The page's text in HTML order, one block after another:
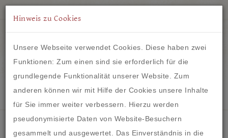
IM HERZEN VON FRANKFURT
Hinweis zu Cookies
Unsere Webseite verwendet Cookies. Diese haben zwei
Funktionen: Zum einen sind sie erforderlich für die
grundlegende Funktionalität unserer Website. Zum
anderen können wir mit Hilfe der Cookies unsere Inhalte
für Sie immer weiter verbessern. Hierzu werden
pseudonymisierte Daten von Website-Besuchern
gesammelt und ausgewertet. Das Einverständnis in die